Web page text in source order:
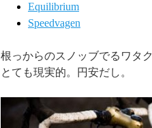
Equilibrium
Speedvagen
根っからのスノッブでるワタ
とても現実的。円安だし。